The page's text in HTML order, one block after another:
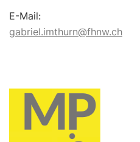
E-Mail:
gabriel.imthurn@fhnw.ch